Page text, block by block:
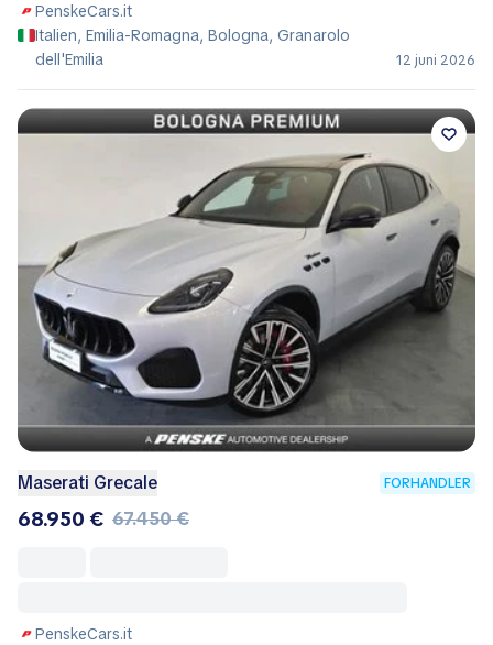
PenskeCars.it
Italien, Emilia-Romagna, Bologna, Granarolo
dell'Emilia
12 juni 2026
Maserati Grecale FORHANDLER
68.950 € 67.450 €
PenskeCars.it